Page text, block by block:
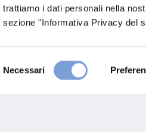
trattiamo i dati personali nella
sezione "Informativa Privacy del
del
Necessari